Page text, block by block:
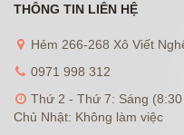
THÔNG TIN LIÊN HỆ
Hẻm 266-268 Xô Viết
0971 998 312
Thứ 2 - Thứ 7: Sáng
Chủ Nhật: Không làm việc